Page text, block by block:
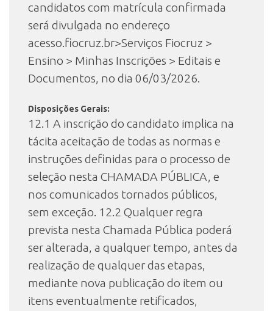
candidatos com matrícula confirmada
será divulgada no endereço
acesso.fiocruz.br>Serviços Fiocruz >
Ensino > Minhas Inscrições > Editais e
Documentos, no dia 06/03/2026.
Disposições Gerais:
12.1 A inscrição do candidato implica na
tácita aceitação de todas as normas e
instruções definidas para o processo de
seleção nesta CHAMADA PÚBLICA, e
nos comunicados tornados públicos,
sem exceção. 12.2 Qualquer regra
prevista nesta Chamada Pública poderá
ser alterada, a qualquer tempo, antes da
realização de qualquer das etapas,
mediante nova publicação do item ou
itens eventualmente retificados,